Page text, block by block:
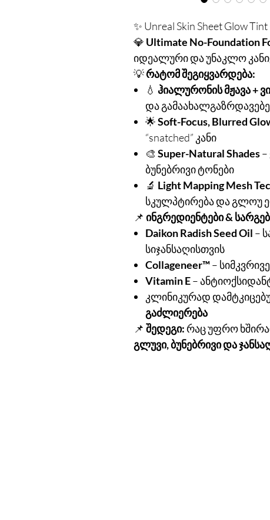
✨ Unreal Skin Sheet Glow
💎 Ultimate No-Foundation
იდეალური და უნაკლო
💡რატომ შეგიყვარდება:
💧 ჰიალურონის მჟავა +
და
🌟Soft-Focus, Blurred
“snatched” კანი
🎨 Super-Natural Shades
ბუნებრივი ტონები
🔬 Light Mapping Mesh
სკულპტირება და გლოუ
📌 ინგრედიენტები &
Daikon Radish Seed Oil –
სიჯანსაღისთვის
Collageneer™️–
Vitamin E–
კლინიკურად
გაძლიერება
📌 შედეგი:რაც უფრო
გლუვი, ბუნებრივი და